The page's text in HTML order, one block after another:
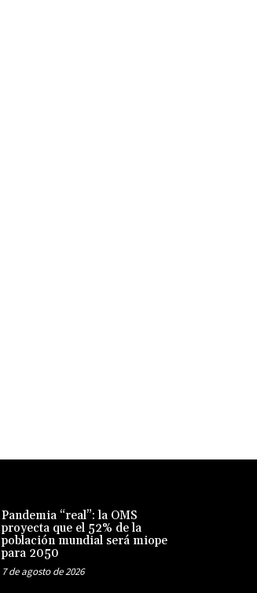
Pandemia “real”: la OMS
proyecta que el 52% de la
población mundial será miope
para 2050
7 de agosto de 2026